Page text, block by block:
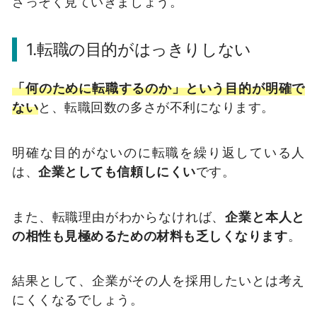
1.転職の目的がはっきりしない
「何のために転職するのか」という目的が明確で
ないと、転職回数の多さが不利になります。
明確な目的がないのに転職を繰り返している人
は、企業としても信頼しにくいです。
また、転職理由がわからなければ、企業と本人と
の相性も見極めるための材料も乏しくなります。
結果として、企業がその人を採用したいとは考え
にくくなるでしょう。